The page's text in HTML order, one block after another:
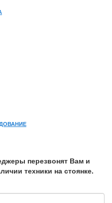
перезвонят Вам и
техники на стоянке.